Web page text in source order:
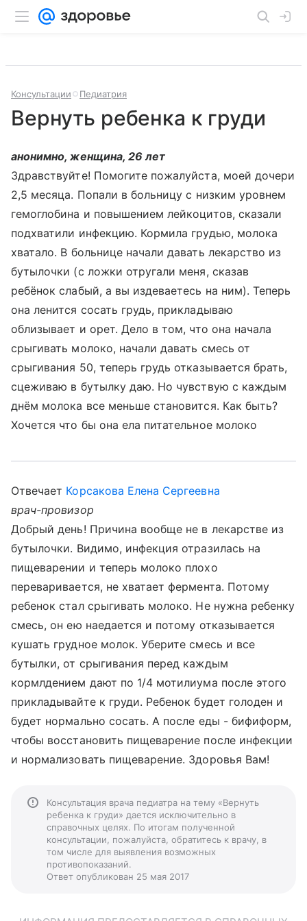
Консультации Педиатрия
Вернуть ребенка к груди
анонимно, женщина, 26 лет
Здравствуйте! Помогите пожалуйста, моей дочери
2,5 месяца. Попали в больницу с низким уровнем
гемоглобина и повышением лейкоцитов, сказали
подхватили инфекцию. Кормила грудью, молока
хватало. В больнице начали давать лекарство из
бутылочки (с ложки отругали меня, сказав
ребёнок слабый, а вы издеваетесь на ним). Теперь
она ленится сосать грудь, прикладываю
облизывает и орет. Дело в том, что она начала
срыгивать молоко, начали давать смесь от
срыгивания 50, теперь грудь отказывается брать,
сцеживаю в бутылку даю. Но чувствую с каждым
днём молока все меньше становится. Как быть?
Хочется что бы она ела питательное молоко
Отвечает Корсакова Елена Сергеевна
врач-провизор
Добрый день! Причина вообще не в лекарстве из
бутылочки. Видимо, инфекция отразилась на
пищеварении и теперь молоко плохо
переваривается, не хватает фермента. Потому
ребенок стал срыгивать молоко. Не нужна ребенку
смесь, он ею наедается и потому отказывается
кушать грудное молок. Уберите смесь и все
бутылки, от срыгивания перед каждым
кормлдением дают по 1/4 мотилиума после этого
прикладывайте к груди. Ребенок будет голоден и
будет нормально сосать. А после еды - бифиформ,
чтобы восстановить пищеварение после инфекции
и нормализовать пищеварение. Здоровья Вам!
Консультация врача педиатра на тему «Вернуть
ребенка к груди» дается исключительно в
справочных целях. По итогам полученной
консультации, пожалуйста, обратитесь к врачу, в
том числе для выявления возможных
противопоказаний.
Ответ опубликован 25 мая 2017